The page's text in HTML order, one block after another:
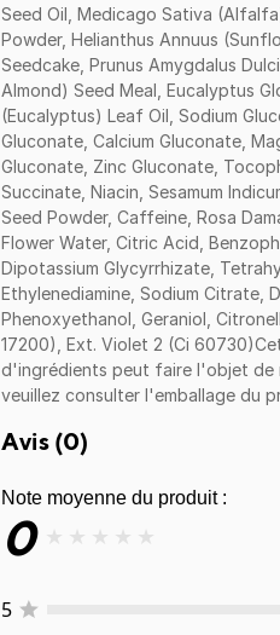
Seed Oil, Medicago Sativa
Powder, Helianthus Annuus
Seedcake, Prunus Amygdalus
Almond) Seed Meal, Eucalyptus
(Eucalyptus) Leaf Oil, Sodium
Gluconate, Calcium Gluconate,
Gluconate, Zinc Gluconate,
Succinate, Niacin, Sesamum
Seed Powder, Caffeine, Rosa
Flower Water, Citric Acid,
Dipotassium Glycyrrhizate,
Ethylenediamine, Sodium Citrate,
Phenoxyethanol, Geraniol,
17200), Ext. Violet 2 (Ci
d'ingrédients peut faire l'objet de
veuillez consulter l'emballage du
Avis (0)
Note moyenne du produit :
0 ★ ★ ★ ★ ★
5